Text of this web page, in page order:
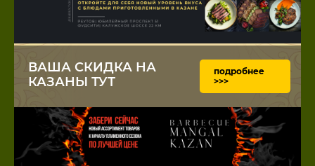
ВАША СКИДКА НА
КАЗАНЫ ТУТ
подробнее
>>>